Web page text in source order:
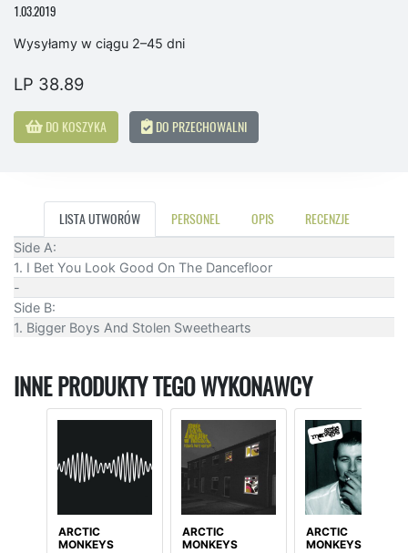
1.03.2019
Wysyłamy w ciągu 2–45 dni
LP 38.89
DO KOSZYKA DO PRZECHOWALNI
LISTA UTWORÓW PERSONEL OPIS RECENZJE
Side A:
1. I Bet You Look Good On The Dancefloor
-
Side B:
1. Bigger Boys And Stolen Sweethearts
INNE PRODUKTY TEGO WYKONAWCY
ARCTIC
MONKEYS
ARCTIC
MONKEYS
ARCTIC
MONKEYS